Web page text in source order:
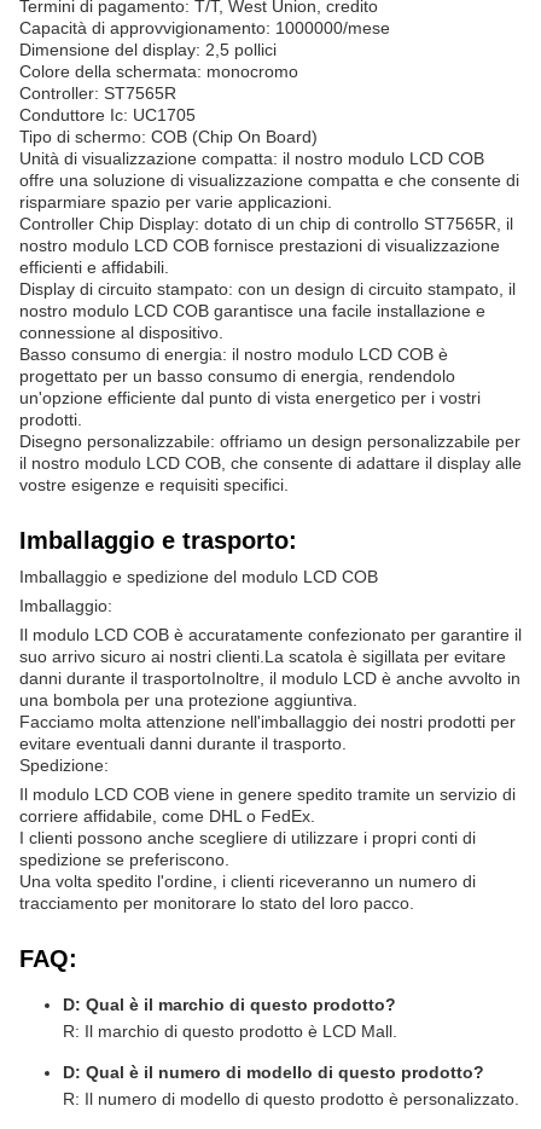
Termini di pagamento: T/T, West Union, credito
Capacità di approvvigionamento: 1000000/mese
Dimensione del display: 2,5 pollici
Colore della schermata: monocromo
Controller: ST7565R
Conduttore Ic: UC1705
Tipo di schermo: COB (Chip On Board)
Unità di visualizzazione compatta: il nostro modulo LCD COB
offre una soluzione di visualizzazione compatta e che consente di
risparmiare spazio per varie applicazioni.
Controller Chip Display: dotato di un chip di controllo ST7565R, il
nostro modulo LCD COB fornisce prestazioni di visualizzazione
efficienti e affidabili.
Display di circuito stampato: con un design di circuito stampato, il
nostro modulo LCD COB garantisce una facile installazione e
connessione al dispositivo.
Basso consumo di energia: il nostro modulo LCD COB è
progettato per un basso consumo di energia, rendendolo
un'opzione efficiente dal punto di vista energetico per i vostri
prodotti.
Disegno personalizzabile: offriamo un design personalizzabile per
il nostro modulo LCD COB, che consente di adattare il display alle
vostre esigenze e requisiti specifici.
Imballaggio e trasporto:
Imballaggio e spedizione del modulo LCD COB
Imballaggio:
Il modulo LCD COB è accuratamente confezionato per garantire il
suo arrivo sicuro ai nostri clienti.La scatola è sigillata per evitare
danni durante il trasportoInoltre, il modulo LCD è anche avvolto in
una bombola per una protezione aggiuntiva.
Facciamo molta attenzione nell'imballaggio dei nostri prodotti per
evitare eventuali danni durante il trasporto.
Spedizione:
Il modulo LCD COB viene in genere spedito tramite un servizio di
corriere affidabile, come DHL o FedEx.
I clienti possono anche scegliere di utilizzare i propri conti di
spedizione se preferiscono.
Una volta spedito l'ordine, i clienti riceveranno un numero di
tracciamento per monitorare lo stato del loro pacco.
FAQ:
D: Qual è il marchio di questo prodotto?
R: Il marchio di questo prodotto è LCD Mall.
D: Qual è il numero di modello di questo prodotto?
R: Il numero di modello di questo prodotto è personalizzato.